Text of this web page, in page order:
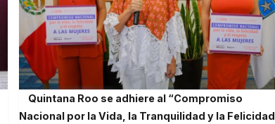
Quintana Roo se adhiere al “Compromiso
Nacional por la Vida, la Tranquilidad y la Felicidad